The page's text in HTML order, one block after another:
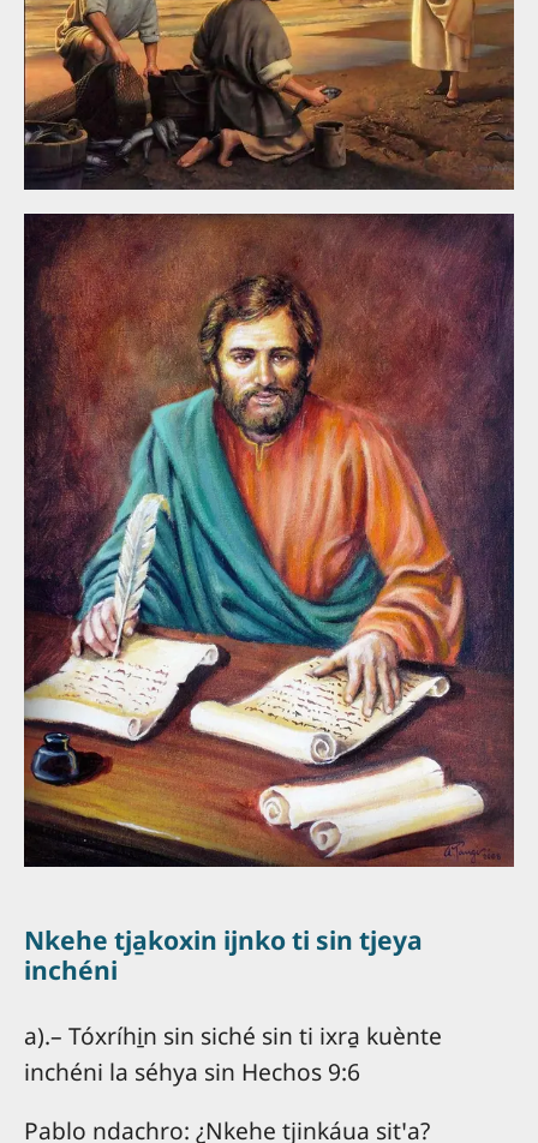
Nkehe tja̱koxin ijnko ti sin tjeya
inchéni
a).– Tóxríhi̱n sin siché sin ti ixra̱ kuènte
inchéni la séhya sin Hechos 9:6
Pablo ndachro: ¿Nkehe tjinkáua sitꞌa?